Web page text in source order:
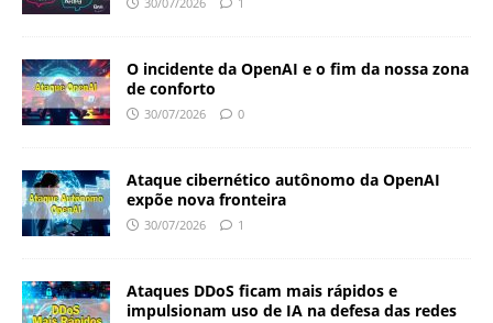
O incidente da OpenAI e o fim da nossa zona
de conforto
30/07/2026 0
Ataque cibernético autônomo da OpenAI
expõe nova fronteira
30/07/2026 1
Ataques DDoS ficam mais rápidos e
impulsionam uso de IA na defesa das redes